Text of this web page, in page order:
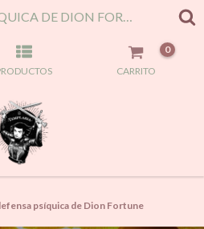
AUTODEFENSA PSÍQUICA DE DION FORTUNE
CARRITO
0
psíquica de Dion Fortune